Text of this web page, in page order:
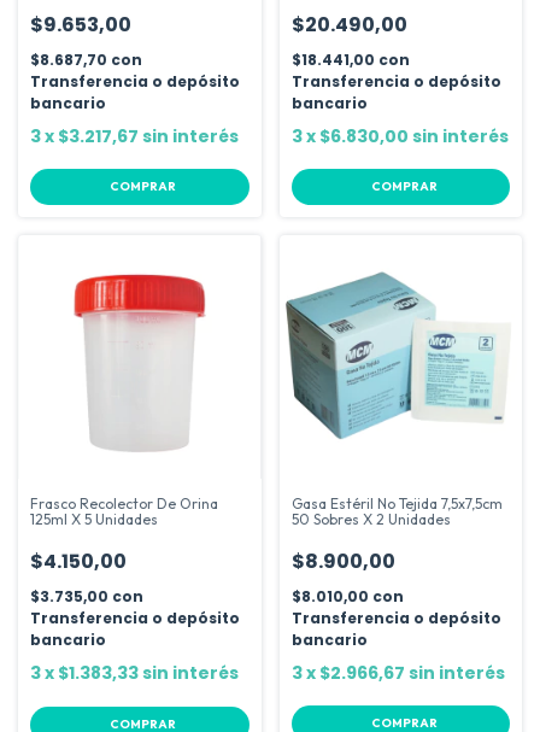
$9.653,00
$8.687,70 con
Transferencia o depósito
bancario
3x $3.217,67 sin interés
COMPRAR
$20.490,00
$18.441,00 con
Transferencia o depósito
bancario
3x $6.830,00 sin interés
COMPRAR
Frasco Recolector De Orina
125ml X 5 Unidades
$4.150,00
$3.735,00 con
Transferencia o depósito
bancario
3x $1.383,33sin interés
Gasa Estéril No Tejida 7,5x7,5cm
50 Sobres X 2 Unidades
$8.900,00
$8.010,00 con
Transferencia o depósito
bancario
3x $2.966,67 sin interés
COMPRAR